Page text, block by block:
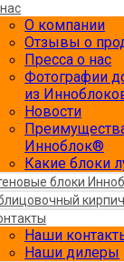
О компании
Отзывы о
Пресса о нас
Фотографии
из
Новости
Инноблок®
Какие блоки
блоки
кирпич
Наши
Наши дилеры